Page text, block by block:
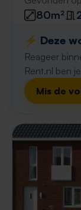
80m²
⚡️ Deze
Reageer
Rent.nl ben
Mis de